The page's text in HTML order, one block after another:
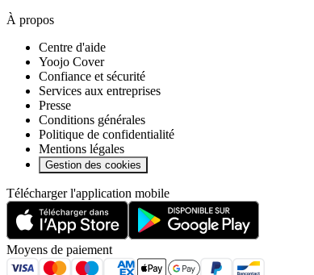
À propos
Centre d'aide
Yoojo Cover
Confiance et sécurité
Services aux entreprises
Presse
Conditions générales
Politique de confidentialité
Mentions légales
Gestion des cookies
Télécharger l'application mobile
Moyens de paiement